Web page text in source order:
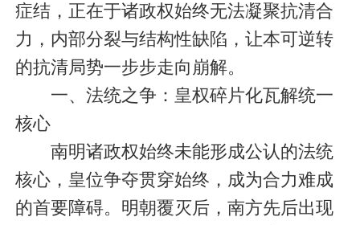
症结，正在于诸政权始终无法凝聚抗清合
力，内部分裂与结构性缺陷，让本可逆转
的抗清局势一步步走向崩解。
一、法统之争：皇权碎片化瓦解统一
核心
南明诸政权始终未能形成公认的法统
核心，皇位争夺贯穿始终，成为合力难成
的首要障碍。明朝覆灭后，南方先后出现